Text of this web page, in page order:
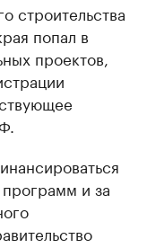
строительства
попал в
проектов,
и за